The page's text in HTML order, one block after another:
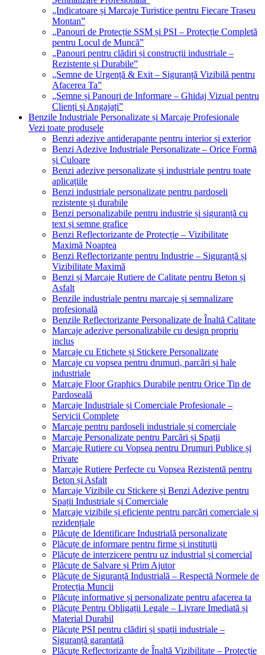
„Indicatoare și Marcaje Turistice pentru Fiecare Traseu
Montan”
„Panouri de Protecție SSM și PSI – Protecție Completă
pentru Locul de Muncă”
„Panouri pentru clădiri și construcții industriale –
Rezistente și Durabile”
„Semne de Urgență & Exit – Siguranță Vizibilă pentru
Afacerea Ta”
„Semne și Panouri de Informare – Ghidaj Vizual pentru
Clienți și Angajați”
Benzile Industriale Personalizate și Marcaje Profesionale
Vezi toate produsele
Benzi adezive antiderapante pentru interior și exterior
Benzi Adezive Industriale Personalizate – Orice Formă
și Culoare
Benzi adezive personalizate și industriale pentru toate
aplicațiile
Benzi industriale personalizate pentru pardoseli
rezistente și durabile
Benzi personalizabile pentru industrie și siguranță cu
text și semne grafice
Benzi Reflectorizante de Protecție – Vizibilitate
Maximă Noaptea
Benzi Reflectorizante pentru Industrie – Siguranță și
Vizibilitate Maximă
Benzi și Marcaje Rutiere de Calitate pentru Beton și
Asfalt
Benzile industriale pentru marcaje și semnalizare
profesională
Benzile Reflectorizante Personalizate de Înaltă Calitate
Marcaje adezive personalizabile cu design propriu
inclus
Marcaje cu Etichete și Stickere Personalizate
Marcaje cu vopsea pentru drumuri, parcări și hale
industriale
Marcaje Floor Graphics Durabile pentru Orice Tip de
Pardoseală
Marcaje Industriale și Comerciale Profesionale –
Servicii Complete
Marcaje pentru pardoseli industriale și comerciale
Marcaje Personalizate pentru Parcări și Spații
Marcaje Rutiere cu Vopsea pentru Drumuri Publice și
Private
Marcaje Rutiere Perfecte cu Vopsea Rezistentă pentru
Beton și Asfalt
Marcaje Vizibile cu Stickere și Benzi Adezive pentru
Spații Industriale și Comerciale
Marcaje vizibile și eficiente pentru parcări comerciale și
rezidențiale
Plăcuțe de Identificare Industrială personalizate
Plăcuțe de informare pentru firme și instituții
Plăcuțe de interzicere pentru uz industrial și comercial
Plăcuțe de Salvare și Prim Ajutor
Plăcuțe de Siguranță Industrială – Respectă Normele de
Protecția Muncii
Plăcuțe informative și personalizate pentru afacerea ta
Plăcuțe Pentru Obligații Legale – Livrare Imediată și
Material Durabil
Plăcuțe PSI pentru clădiri și spații industriale –
Siguranță garantată
Plăcuțe Reflectorizante de Înaltă Vizibilitate – Protecție